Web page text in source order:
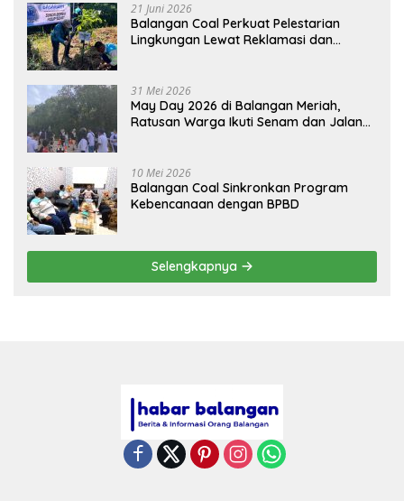
21 Juni 2026
Balangan Coal Perkuat Pelestarian
Lingkungan Lewat Reklamasi dan
31 Mei 2026
May Day 2026 di Balangan Meriah,
Ratusan Warga Ikuti Senam dan Jalan
10 Mei 2026
Balangan Coal Sinkronkan Program
Kebencanaan dengan BPBD
Selengkapnya